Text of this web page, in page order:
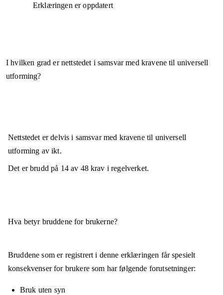
Erklæringen er oppdatert
I hvilken grad er nettstedet i samsvar med kravene til universell
utforming?
Nettstedet erdelvis i samsvarmed kravene til universell
utforming av ikt.
Det er brudd på 14av 48krav i regelverket.
Hva betyr bruddene for brukerne?
Bruddene som er registrert i denne erklæringen får spesielt
konsekvenser for brukere som har følgende forutsetninger:
Bruk uten syn